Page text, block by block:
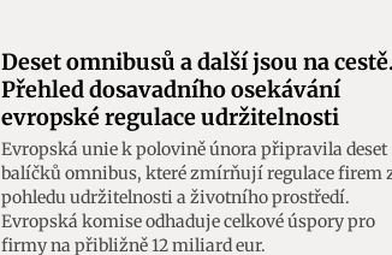
Deset omnibusů a další jsou na cestě.
Přehled dosavadního osekávání
evropské regulace udržitelnosti
Evropská unie k polovině února připravila deset
balíčků omnibus, které zmírňují regulace firem
pohledu udržitelnosti a životního prostředí.
Evropská komise odhaduje celkové úspory pro
firmy na přibližně 12 miliard eur.